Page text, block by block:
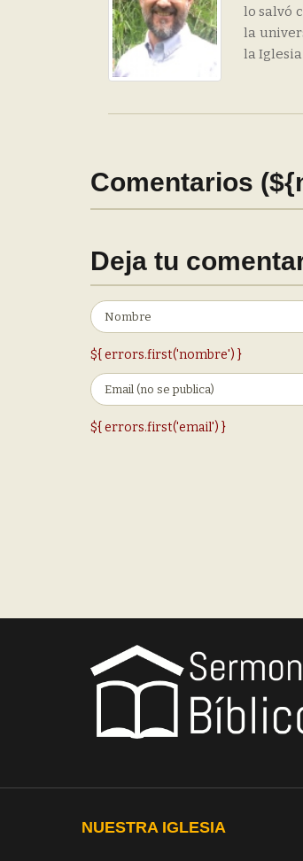
lo salvó
la
la
Comentarios
Deja tu
${ errors.first('nombre') }
${ errors.first('email') }
NUESTRA IGLESIA